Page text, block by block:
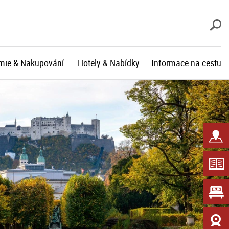
& Nakupování Hotely & Nabídky Informace na cestu